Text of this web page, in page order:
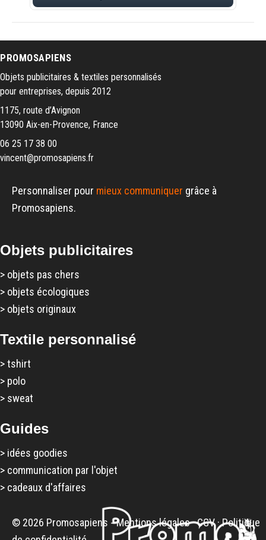
PROMOSAPIENS
Objets publicitaires & textiles personnalisés
pour entreprises, depuis 2012
1175, route d’Avignon
13090 Aix-en-Provence, France
06 25 17 38 00
vincent@promosapiens.fr
Personnaliser pour mieux communiquer grâce à
Promosapiens.
Objets publicitaires
> objets pas chers
> objets écologiques
> objets originaux
Textile personnalisé
>tshirt
> polo
> sweat
Guides
> idées goodies
> communication par l'objet
> cadeaux d'affaires
© 2026 Promosapiens -Mentions légales·CGV·Politique